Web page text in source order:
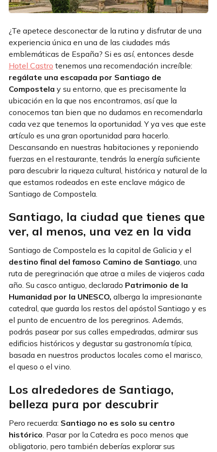
¿Te apetece desconectar de la rutina y disfrutar de una
experiencia única en una de las ciudades más
emblemáticas de España? Si es así, entonces desde
Hotel Castro tenemos una recomendación increíble:
regálate una escapada por Santiago de
Compostela y su entorno, que es precisamente la
ubicación en la que nos encontramos, así que la
conocemos tan bien que no dudamos en recomendarla
cada vez que tenemos la oportunidad. Y ya ves que este
artículo es una gran oportunidad para hacerlo.
Descansando en nuestras habitaciones y reponiendo
fuerzas en el restaurante, tendrás la energía suficiente
para descubrir la riqueza cultural, histórica y natural de la
que estamos rodeados en este enclave mágico de
Santiago de Compostela.
Santiago, la ciudad que tienes que
ver, al menos, una vez en la vida
Santiago de Compostela es la capital de Galicia y el
destino final del famoso Camino de Santiago, una
ruta de peregrinación que atrae a miles de viajeros cada
año. Su casco antiguo, declarado Patrimonio de la
Humanidad por la UNESCO, alberga la impresionante
catedral, que guarda los restos del apóstol Santiago y es
el punto de encuentro de los peregrinos. Además,
podrás pasear por sus calles empedradas, admirar sus
edificios históricos y degustar su gastronomía típica,
basada en nuestros productos locales como el marisco,
el queso o el vino.
Los alrededores de Santiago,
belleza pura por descubrir
Pero recuerda: Santiago no es solo su centro
histórico. Pasar por la Catedra es poco menos que
obligatorio, pero también deberías explorar sus